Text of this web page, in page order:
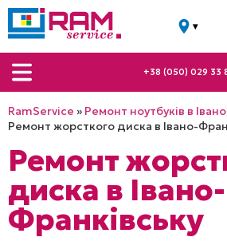
▾
вул.
Вовчинецька,
вул.
Миколайчука,
а
вул.
22
+38 (050) 029 33
RamService » Ремонт ноутбуків в
Ремонт жорсткого диска в Івано-
Ремонт
диска в Івано-
Франківську